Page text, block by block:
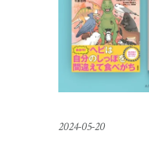
2024-05-20